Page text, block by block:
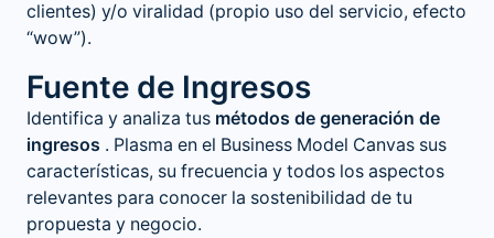
clientes) y/o viralidad (propio uso del servicio, efecto
“wow”).
Fuente de Ingresos
Identifica y analiza tus métodos de generación de
ingresos . Plasma en el Business Model Canvas sus
características, su frecuencia y todos los aspectos
relevantes para conocer la sostenibilidad de tu
propuesta y negocio.